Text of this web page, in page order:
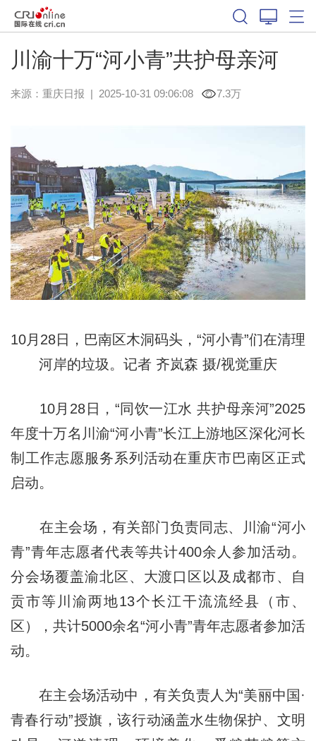
川渝十万“河小青”共护母亲河
来源： 重庆日报 | 2025-10-31 09:06:08 7.3万
10月28日，巴南区木洞码头，“河小青”们在清理
河岸的垃圾。记者 齐岚森 摄/视觉重庆
10月28日，“同饮一江水 共护母亲河”2025
年度十万名川渝“河小青”长江上游地区深化河长
制工作志愿服务系列活动在重庆市巴南区正式
启动。
在主会场，有关部门负责同志、川渝“河小
青”青年志愿者代表等共计400余人参加活动。
分会场覆盖渝北区、大渡口区以及成都市、自
贡市等川渝两地13个长江干流流经县（市、
区），共计5000余名“河小青”青年志愿者参加活
动。
在主会场活动中，有关负责人为“美丽中国·
青春行动”授旗，该行动涵盖水生物保护、文明